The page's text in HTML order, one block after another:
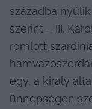
századba
szerint – III.
romlott
egy, a király
ünnepségen